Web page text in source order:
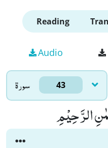
Reading
Audio
سورۃ 43
الرَّحِیْمِ